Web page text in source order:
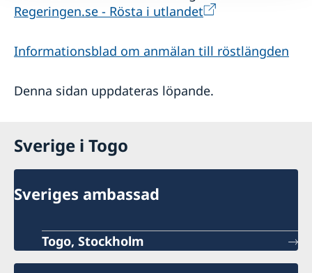
Regeringen.se - Rösta i utlandet
Informationsblad om anmälan till röstlängden
Denna sidan uppdateras löpande.
Sverige i Togo
Sveriges ambassad
Togo, Stockholm